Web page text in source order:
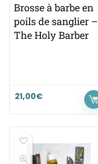
Brosse à barbe en
poils de sanglier –
The Holy Barber
21,00€